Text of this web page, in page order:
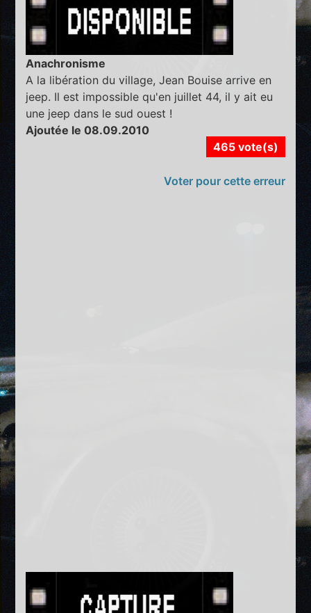
Anachronisme
A la libération du village, Jean Bouise arrive en
jeep. Il est impossible qu'en juillet 44, il y ait eu
une jeep dans le sud ouest !
Ajoutée le 08.09.2010
465 vote(s)
Voter pour cette erreur